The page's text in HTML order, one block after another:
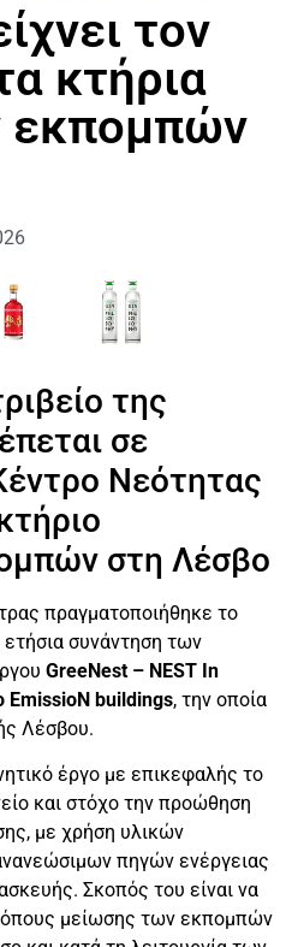
τον
κτήρια
εκπομπών
της
σε
Νεότητας
στη Λέσβο
πραγματοποιήθηκε το
ετήσια συνάντηση των
GreeNest – NEST In
EmissioN buildings, την οποία
Λέσβου.
έργο με επικεφαλής το
και στόχο την προώθηση
με χρήση υλικών
πηγών ενέργειας
Σκοπός του είναι να
μείωσης των εκπομπών